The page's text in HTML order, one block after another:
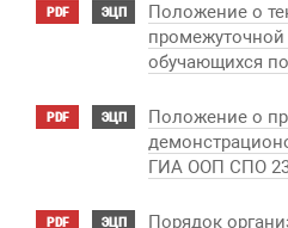
PDF ЭЦП
Положение о
промежуточной
обучающихся
PDF ЭЦП
Положение о
ГИА ООП СПО
PDF ЭЦП
Порядок